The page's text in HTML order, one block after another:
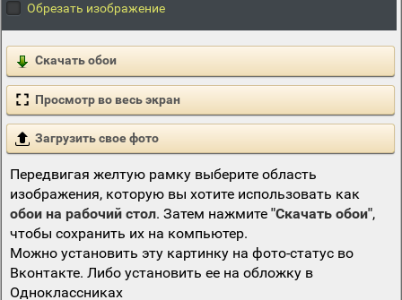
Обрезать изображение
Скачать обои
Просмотр во весь экран
Загрузить свое фото
Передвигая желтую рамку выберите область
изображения, которую вы хотите использовать как
обои на рабочий стол. Затем нажмите "Скачать обои",
чтобы сохранить их на компьютер.
Можно установить эту картинку на фото-статус во
Вконтакте. Либо установить ее на обложку в
Одноклассниках